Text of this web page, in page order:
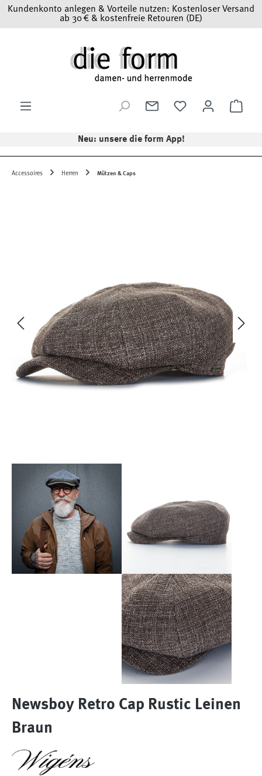
Zum Hauptinhalt springen
Kundenkonto anlegen & Vorteile nutzen: Kostenloser Versand
ab 30 € & kostenfreie Retouren (DE)
Neu: unsere die form App!
Accessoires Herren Mützen & Caps
Newsboy Retro Cap Rustic Leinen
Braun